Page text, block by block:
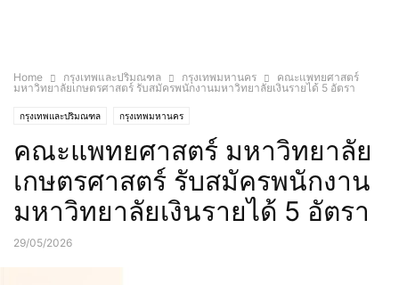
Home กรุงเทพและปริมณฑล กรุงเทพมหานคร
คณะแพทยศาสตร์
มหาวิทยาลัยเกษตรศาสตร์ รับสมัครพนักงานมหาวิทยาลัยเงินรายได้ 5 อัตรา
กรุงเทพและปริมณฑล กรุงเทพมหานคร
คณะแพทยศาสตร์ มหาวิทยาลัย
เกษตรศาสตร์ รับสมัครพนักงาน
มหาวิทยาลัยเงินรายได้ 5 อัตรา
29/05/2026